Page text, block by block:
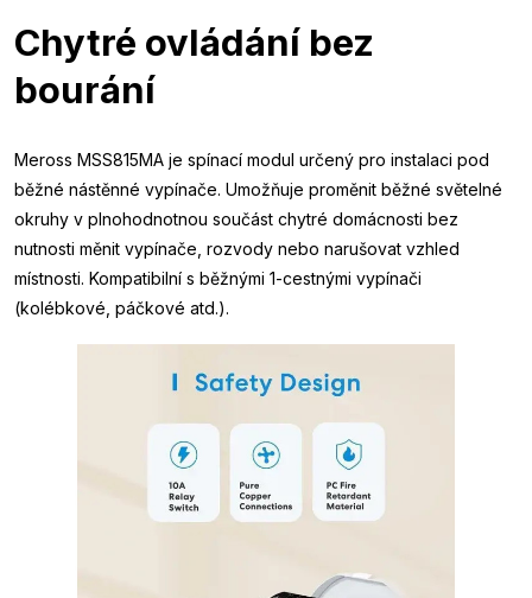
Chytré ovládání bez
bourání
Meross MSS815MA je spínací modul určený pro instalaci pod
běžné nástěnné vypínače. Umožňuje proměnit běžné světelné
okruhy v plnohodnotnou součást chytré domácnosti bez
nutnosti měnit vypínače, rozvody nebo narušovat vzhled
místnosti. Kompatibilní s běžnými 1-cestnými vypínači
(kolébkové, páčkové atd.).